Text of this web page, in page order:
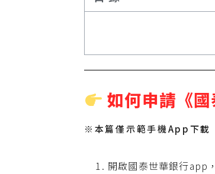
如何申請《
※本篇僅示範手機App下載
開啟國泰世華銀行app